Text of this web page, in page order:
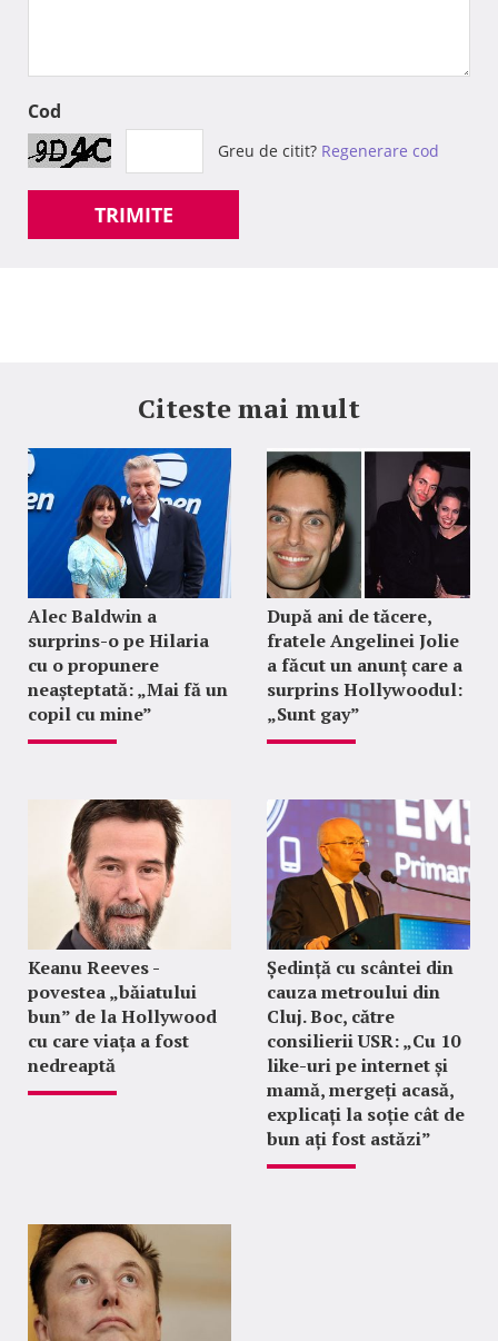
Cod
Greu de citit? Regenerare cod
TRIMITE
Citeste mai mult
Alec Baldwin a
surprins-o pe Hilaria
cu o propunere
neașteptată: „Mai fă un
copil cu mine”
După ani de tăcere,
fratele Angelinei Jolie
a făcut un anunț care a
surprins Hollywoodul:
„Sunt gay”
Keanu Reeves -
povestea „băiatului
bun” de la Hollywood
cu care viața a fost
nedreaptă
Ședință cu scântei din
cauza metroului din
Cluj. Boc, către
consilierii USR: „Cu 10
like-uri pe internet și
mamă, mergeți acasă,
explicați la soție cât de
bun ați fost astăzi”